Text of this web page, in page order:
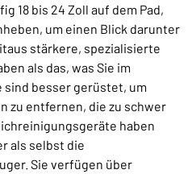
18 bis 24 Zoll auf dem Pad,
um einen Blick darunter
stärkere, spezialisierte
als das, was Sie im
sind besser gerüstet, um
zu entfernen, die zu schwer
haben
als selbst die
Sie verfügen über